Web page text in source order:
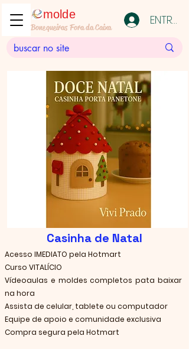
molde
Bonequeiras Fora da Caixa ENTRAR
Casinha de Natal
Acesso IMEDIATO pela Hotmart
Curso VITALÍCIO
Vídeoaulas e moldes completos pata baixar
na hora
Assista de celular, tablete ou computador
Equipe de apoio e comunidade exclusiva
Compra segura pela Hotmart